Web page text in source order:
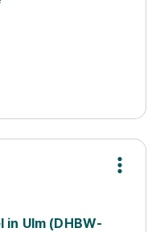
in Ulm (DHBW-